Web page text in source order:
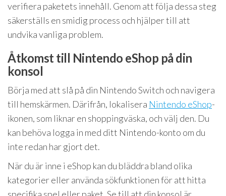
verifiera paketets innehåll. Genom att följa dessa steg
säkerställs en smidig process och hjälper till att
undvika vanliga problem.
Åtkomst till Nintendo eShop på din
konsol
Börja med att slå på din Nintendo Switch och navigera
till hemskärmen. Därifrån, lokalisera Nintendo eShop-
ikonen, som liknar en shoppingväska, och välj den. Du
kan behöva logga in med ditt Nintendo-konto om du
inte redan har gjort det.
När du är inne i eShop kan du bläddra bland olika
kategorier eller använda sökfunktionen för att hitta